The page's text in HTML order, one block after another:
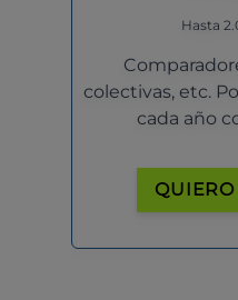
Hasta
colectivas, etc.
cada año